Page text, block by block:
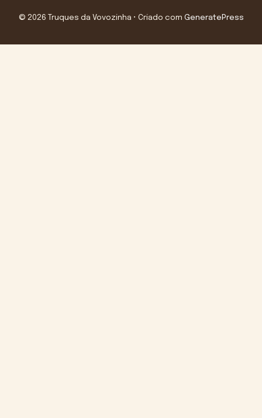
© 2026 Truques da Vovozinha • Criado com GeneratePress